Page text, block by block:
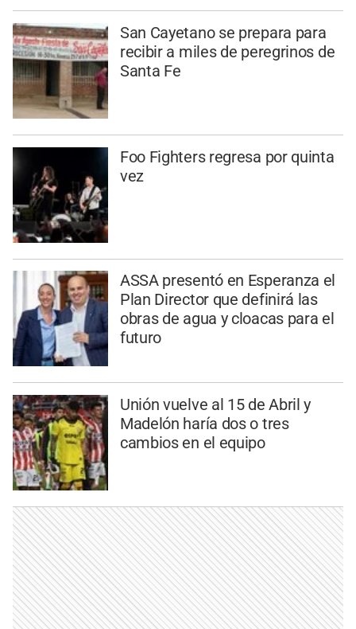
San Cayetano se prepara para
recibir a miles de peregrinos de
Santa Fe
Foo Fighters regresa por quinta
vez
ASSA presentó en Esperanza el
Plan Director que definirá las
obras de agua y cloacas para el
futuro
Unión vuelve al 15 de Abril y
Madelón haría dos o tres
cambios en el equipo